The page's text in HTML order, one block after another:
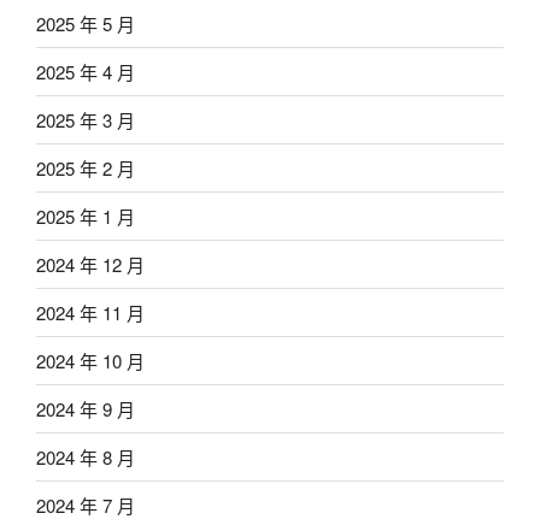
2025 年 5 月
2025 年 4 月
2025 年 3 月
2025 年 2 月
2025 年 1 月
2024 年 12 月
2024 年 11 月
2024 年 10 月
2024 年 9 月
2024 年 8 月
2024 年 7 月